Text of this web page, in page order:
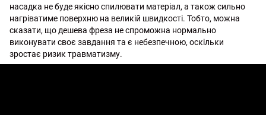
насадка не буде якісно спилювати матеріал, а також сильно
нагріватиме поверхню на великій швидкості. Тобто, можна
сказати, що дешева фреза не спроможна нормально
виконувати своє завдання та є небезпечною, оскільки
зростає ризик травматизму.